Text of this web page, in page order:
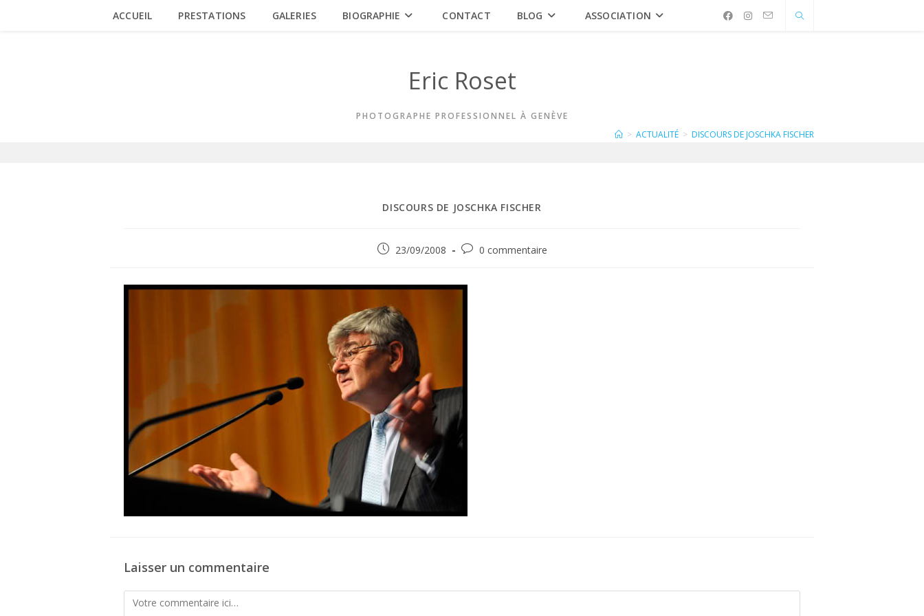
ACCUEIL PRESTATIONS GALERIES BIOGRAPHIE CONTACT BLOG ASSOCIATION
Eric Roset
PHOTOGRAPHE PROFESSIONNEL À GENÈVE
> ACTUALITÉ > DISCOURS DE JOSCHKA FISCHER
DISCOURS DE JOSCHKA FISCHER
Publication
23/09/2008
Commentaires
publication :
0 commentaire
Laisser un commentaire
Comment